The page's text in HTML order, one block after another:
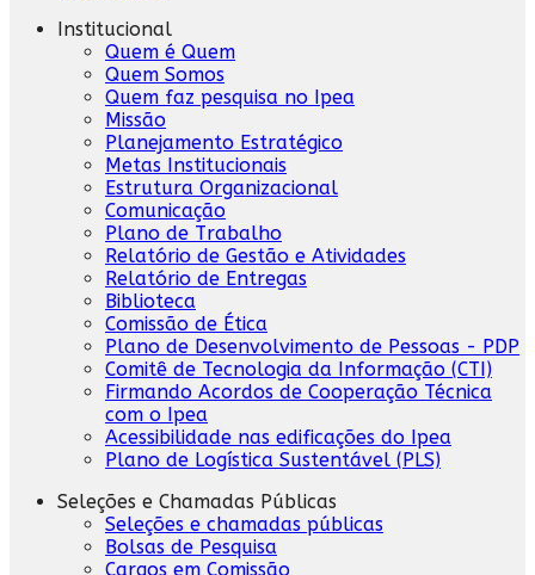
Institucional
Quem é Quem
Quem Somos
Quem faz pesquisa no Ipea
Missão
Planejamento Estratégico
Metas Institucionais
Estrutura Organizacional
Comunicação
Plano de Trabalho
Relatório de Gestão e Atividades
Relatório de Entregas
Biblioteca
Comissão de Ética
Plano de Desenvolvimento de Pessoas - PDP
Comitê de Tecnologia da Informação (CTI)
Firmando Acordos de Cooperação Técnica
com o Ipea
Acessibilidade nas edificações do Ipea
Plano de Logística Sustentável (PLS)
Seleções e Chamadas Públicas
Seleções e chamadas públicas
Bolsas de Pesquisa
Cargos em Comissão